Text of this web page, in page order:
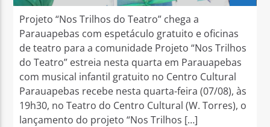
Projeto “Nos Trilhos do Teatro” chega a
Parauapebas com espetáculo gratuito e oficinas
de teatro para a comunidade Projeto “Nos Trilhos
do Teatro” estreia nesta quarta em Parauapebas
com musical infantil gratuito no Centro Cultural
Parauapebas recebe nesta quarta-feira (07/08), às
19h30, no Teatro do Centro Cultural (W. Torres), o
lançamento do projeto “Nos Trilhos […]